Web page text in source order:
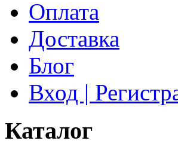
Оплата
Доставка
Блог
Вход |
Каталог